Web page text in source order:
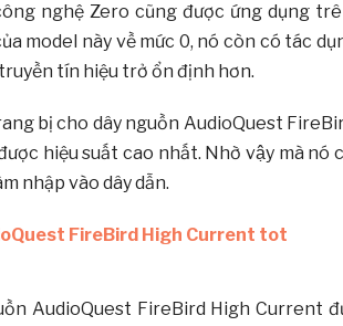
nghệ Zero cũng được ứng dụng
model này về mức 0, nó còn có tác
tín hiệu trở ổn định hơn.
bị cho dây nguồn AudioQuest
hiệu suất cao nhất. Nhờ vậy mà
nhập vào dây dẫn.
AudioQuest FireBird High Current